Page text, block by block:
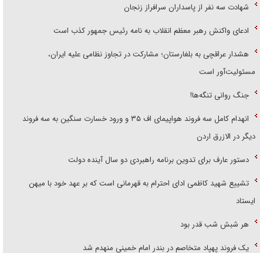
شهادت سه نفر از پاسداران سرافراز زنجان
ادعای واکنش رهبر معظم انقلاب به نامه رئیس جمهور کذب است
هشدار عراقچی به بلغارستان؛ مشارکت در تجاوز نظامی علیه ایران،
مسئولیت‌آور است
جنگ روانی تنگه‌ها!
انهدام کامل سه فروند هواپیمای اف ۳۵ و ورود خسارت سنگین به سه فروند
دیگر در الازرق اردن
دستور عارف برای تدوین برنامه راهبردی دو سال آینده دولت
تشییع شهید کاظمی ادای احترام به قهرمانی است که بر عهد خود با میهن
ایستاد
هر شبش شب قدر بود
یک فروند پهپاد متخاصم در بندر امام خمینی منهدم شد